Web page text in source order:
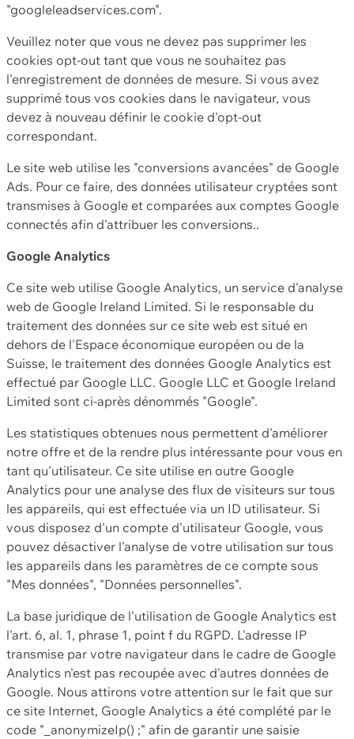
"googleleadservices.com".
Veuillez noter que vous ne devez pas supprimer les
cookies opt-out tant que vous ne souhaitez pas
l'enregistrement de données de mesure. Si vous avez
supprimé tous vos cookies dans le navigateur, vous
devez à nouveau définir le cookie d'opt-out
correspondant.
Le site web utilise les "conversions avancées" de Google
Ads. Pour ce faire, des données utilisateur cryptées sont
transmises à Google et comparées aux comptes Google
connectés afin d'attribuer les conversions..
Google Analytics
Ce site web utilise Google Analytics, un service d'analyse
web de Google Ireland Limited. Si le responsable du
traitement des données sur ce site web est situé en
dehors de l'Espace économique européen ou de la
Suisse, le traitement des données Google Analytics est
effectué par Google LLC. Google LLC et Google Ireland
Limited sont ci-après dénommés "Google".
Les statistiques obtenues nous permettent d'améliorer
notre offre et de la rendre plus intéressante pour vous en
tant qu'utilisateur. Ce site utilise en outre Google
Analytics pour une analyse des flux de visiteurs sur tous
les appareils, qui est effectuée via un ID utilisateur. Si
vous disposez d'un compte d'utilisateur Google, vous
pouvez désactiver l'analyse de votre utilisation sur tous
les appareils dans les paramètres de ce compte sous
"Mes données", "Données personnelles".
La base juridique de l'utilisation de Google Analytics est
l'art. 6, al. 1, phrase 1, point f du RGPD. L'adresse IP
transmise par votre navigateur dans le cadre de Google
Analytics n'est pas recoupée avec d'autres données de
Google. Nous attirons votre attention sur le fait que sur
ce site Internet, Google Analytics a été complété par le
code "_anonymizeIp() ;" afin de garantir une saisie